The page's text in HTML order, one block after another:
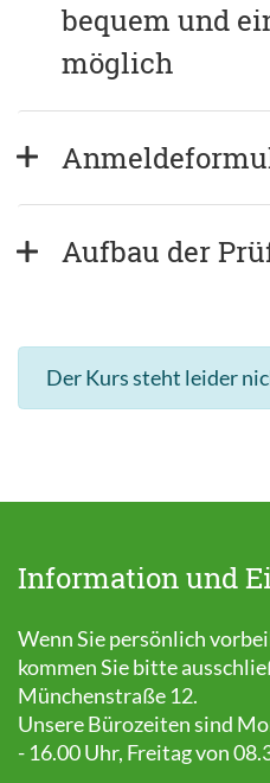
bequem und
möglich
Aufbau der
Der Kurs steht leider
Information und
Wenn Sie persönlich
kommen Sie bitte
Münchenstraße 12.
Unsere Bürozeiten sind
- 16.00 Uhr, Freitag von